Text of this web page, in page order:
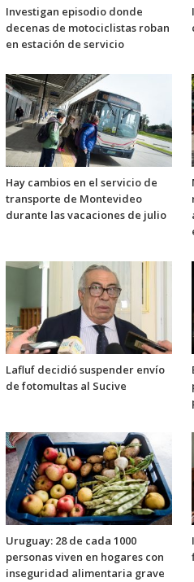
Investigan episodio donde
decenas de motociclistas roban
en estación de servicio
Hay cambios en el servicio de
transporte de Montevideo
durante las vacaciones de julio
Lafluf decidió suspender envío
de fotomultas al Sucive
Uruguay: 28 de cada 1000
personas viven en hogares con
inseguridad alimentaria grave